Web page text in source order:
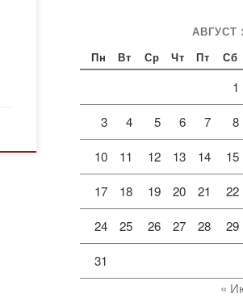
АВГУСТ
Пн Вт Ср Чт Пт Сб
1
3 4 5 6 7 8
10 11 12 13 14 15
17 18 19 20 21 22
24 25 26 27 28 29
31
«